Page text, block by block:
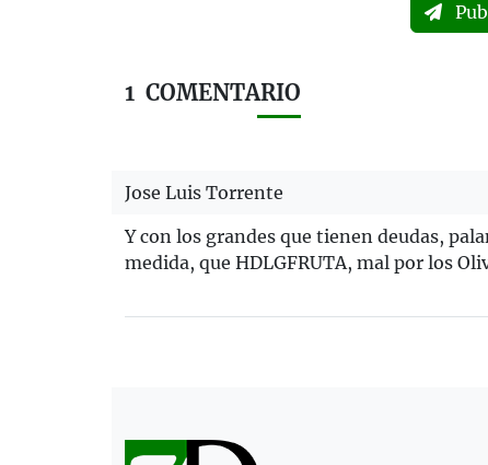
1 COMENTARIO
Jose Luis Torrente
Y con los grandes que tienen deudas,
medida, que HDLGFRUTA, mal por los